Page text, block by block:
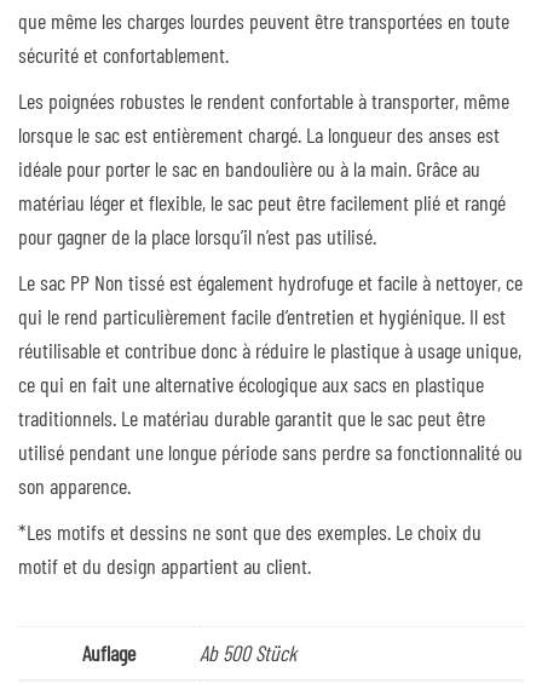
que même les charges lourdes peuvent être transportées en toute
sécurité et confortablement.
Les poignées robustes le rendent confortable à transporter, même
lorsque le sac est entièrement chargé. La longueur des anses est
idéale pour porter le sac en bandoulière ou à la main. Grâce au
matériau léger et flexible, le sac peut être facilement plié et rangé
pour gagner de la place lorsqu’il n’est pas utilisé.
Le sac PP Non tissé est également hydrofuge et facile à nettoyer, ce
qui le rend particulièrement facile d’entretien et hygiénique. Il est
réutilisable et contribue donc à réduire le plastique à usage unique,
ce qui en fait une alternative écologique aux sacs en plastique
traditionnels. Le matériau durable garantit que le sac peut être
utilisé pendant une longue période sans perdre sa fonctionnalité ou
son apparence.
*Les motifs et dessins ne sont que des exemples. Le choix du
motif et du design appartient au client.
Auflage Ab 500 Stück